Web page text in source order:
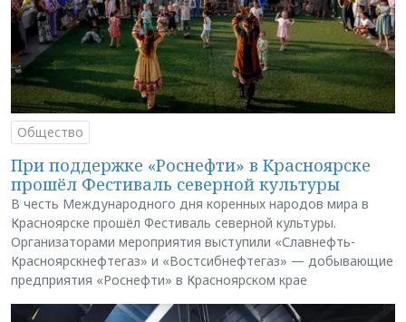
Общество
При поддержке «Роснефти» в Красноярске
прошёл Фестиваль северной культуры
В честь Международного дня коренных народов мира в
Красноярске прошёл Фестиваль северной культуры.
Организаторами мероприятия выступили «Славнефть-
Красноярскнефтегаз» и «Востсибнефтегаз» — добывающие
предприятия «Роснефти» в Красноярском крае